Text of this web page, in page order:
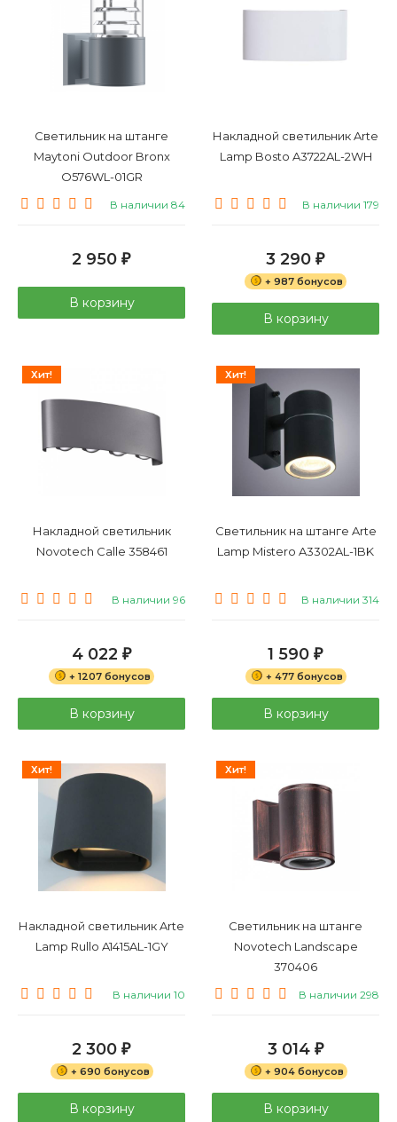
Светильник на штанге
Maytoni Outdoor Bronx
O576WL-01GR
В наличии 84
2 950 ₽
В корзину
Накладной светильник Arte
Lamp Bosto A3722AL-2WH
В наличии 179
3 290 ₽
+ 987 бонусов
В корзину
Хит!
Накладной светильник
Novotech Calle 358461
В наличии 96
4 022 ₽
+ 1207 бонусов
В корзину
Хит!
Светильник на штанге Arte
Lamp Mistero A3302AL-1BK
В наличии 314
1 590 ₽
+ 477 бонусов
В корзину
Хит!
Накладной светильник Arte
Lamp Rullo A1415AL-1GY
В наличии 10
2 300 ₽
+ 690 бонусов
В корзину
Хит!
Светильник на штанге
Novotech Landscape
370406
В наличии 298
3 014 ₽
+ 904 бонусов
В корзину